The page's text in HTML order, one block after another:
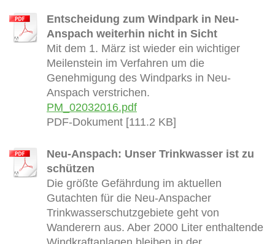
Entscheidung zum Windpark in Neu-
Anspach weiterhin nicht in Sicht
Mit dem 1. März ist wieder ein wichtiger
Meilenstein im Verfahren um die
Genehmigung des Windparks in Neu-
Anspach verstrichen.
PM_02032016.pdf
PDF-Dokument [111.2 KB]
Neu-Anspach: Unser Trinkwasser ist zu
schützen
Die größte Gefährdung im aktuellen
Gutachten für die Neu-Anspacher
Trinkwasserschutzgebiete geht von
Wanderern aus. Aber 2000 Liter enthaltende